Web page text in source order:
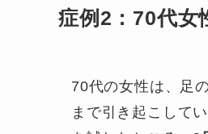
症例2：70代女
70代の女性は、足
まで引き起こして